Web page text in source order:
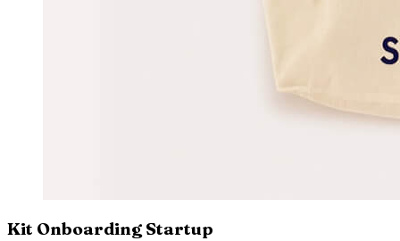
Kit Onboarding Startup